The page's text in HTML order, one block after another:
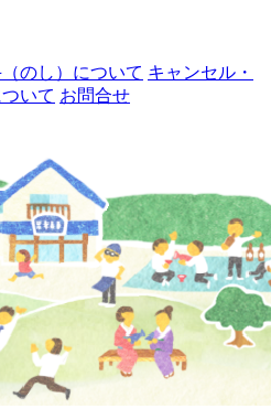
のし）について キャンセル・
いて お問合せ